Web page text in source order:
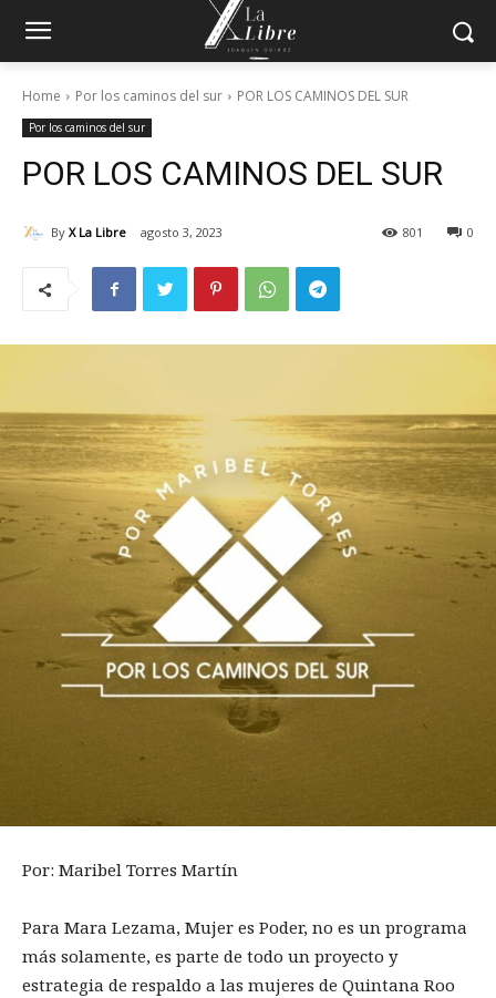
Home Por los caminos del sur POR LOS CAMINOS DEL SUR
Por los caminos del sur
POR LOS CAMINOS DEL SUR
By X La Libre agosto 3, 2023 0
801
Por: Maribel Torres Martín
Para Mara Lezama, Mujer es Poder, no es un programa
más solamente, es parte de todo un proyecto y
estrategia de respaldo a las mujeres de Quintana Roo